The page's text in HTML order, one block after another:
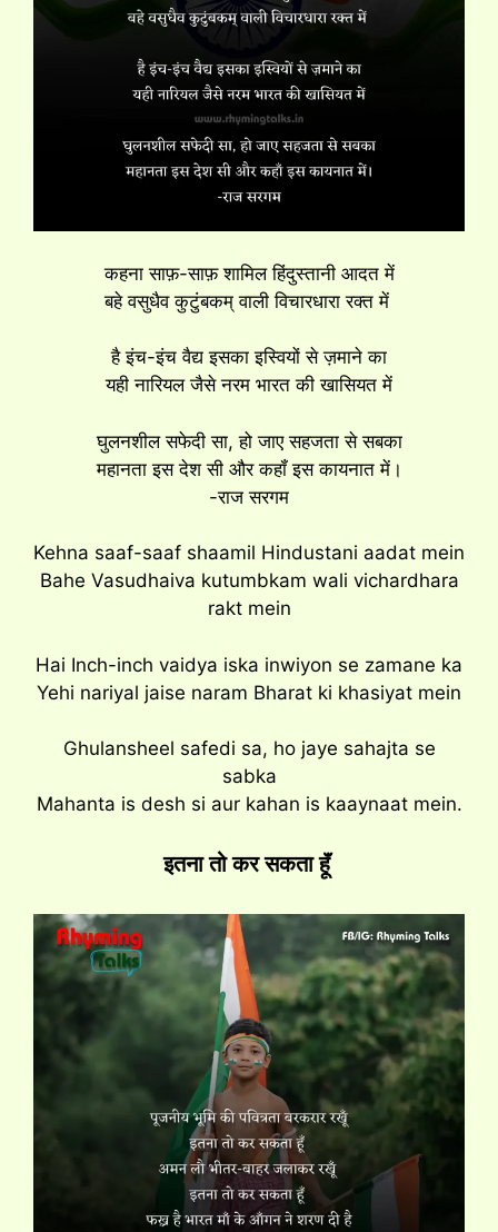
कहना साफ़-साफ़ शामिल हिंदुस्तानी आदत में
बहे वसुधैव कुटुंबकम् वाली विचारधारा रक्त में
है इंच-इंच वैद्य इसका इस्वियों से ज़माने का
यही नारियल जैसे नरम भारत की खासियत में
घुलनशील सफेदी सा, हो जाए सहजता से सबका
महानता इस देश सी और कहॉं इस कायनात में।
-राज सरगम
Kehna saaf-saaf shaamil Hindustani aadat mein
Bahe Vasudhaiva kutumbkam wali vichardhara
rakt mein
Hai Inch-inch vaidya iska inwiyon se zamane ka
Yehi nariyal jaise naram Bharat ki khasiyat mein
Ghulansheel safedi sa, ho jaye sahajta se
sabka
Mahanta is desh si aur kahan is kaaynaat mein.
इतना तो कर सकता हूॅं